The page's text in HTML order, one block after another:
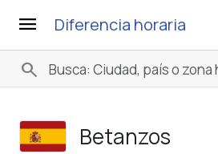
menu Diferencia horaria
search
Betanzos